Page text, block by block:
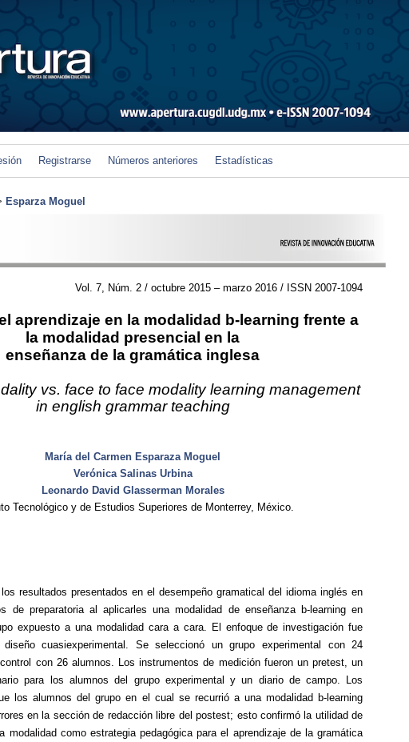
Registrarse Números anteriores Estadísticas
Esparza Moguel
Vol. 7, Núm. 2 / octubre 2015 – marzo 2016 / ISSN 2007-1094
aprendizaje en la modalidad b-learning frente a
la modalidad presencial en la
enseñanza de la gramática inglesa
vs. face to face modality learning management
in english grammar teaching
María del Carmen Esparaza Moguel
Verónica Salinas Urbina
Leonardo David Glasserman Morales
Tecnológico y de Estudios Superiores de Monterrey, México.
resultados presentados en el desempeño gramatical del idioma inglés en
de preparatoria al aplicarles una modalidad de enseñanza b-learning en
expuesto a una modalidad cara a cara. El enfoque de investigación fue
cuasiexperimental. Se seleccionó un grupo experimental con 24
con 26 alumnos. Los instrumentos de medición fueron un pretest, un
para los alumnos del grupo experimental y un diario de campo.
Los
los alumnos del grupo en el cual se recurrió a una modalidad b-learning
en la sección de redacción libre del postest; esto confirmó la utilidad de
modalidad como estrategia pedagógica para el aprendizaje de la gramática